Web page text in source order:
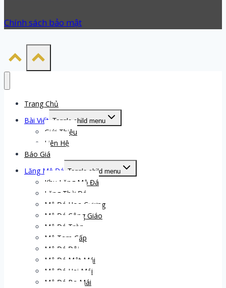
Chính sách bảo mật
Trang Chủ
Bài Viết Toggle child menu
Giới Thiệu
Liên Hệ
Báo Giá
Lăng Mộ Đá Toggle child menu
Khu Lăng Mộ Đá
Lăng Thờ Đá
Mộ Đá Hoa Cương
Mộ Đá Công Giáo
Mộ Đá Tròn
Mộ Tam Cấp
Mộ Đá Đôi
Mộ Đá Một Mái
Mộ Đá Hai Mái
Mộ Đá Ba Mái